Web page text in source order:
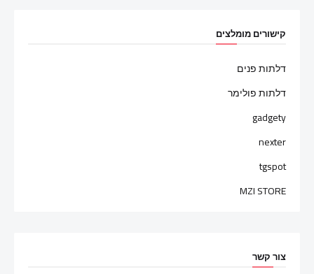
קישורים מומלצים
דלתות פנים
דלתות פולימר
gadgety
nexter
tgspot
MZI STORE
צור קשר